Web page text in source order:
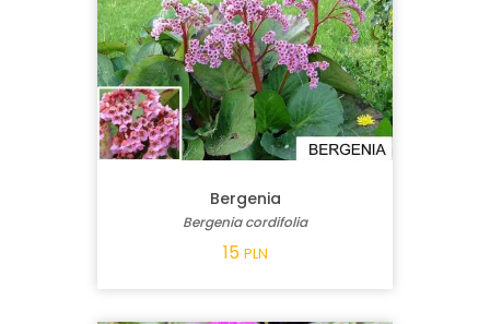
Bergenia
Bergenia cordifolia
15 PLN